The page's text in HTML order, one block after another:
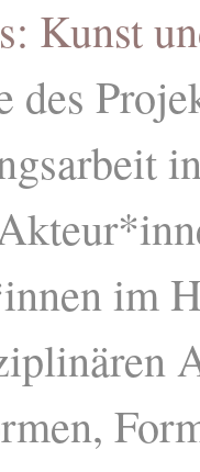
Kunst
des
im